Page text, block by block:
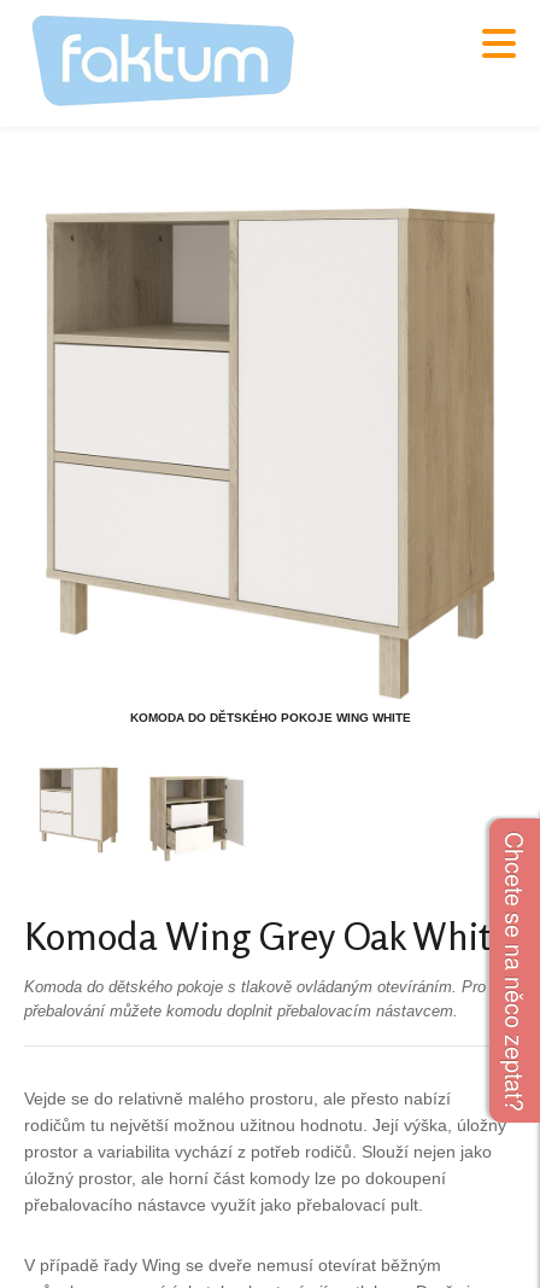
KOMODA DO DĚTSKÉHO POKOJE WING WHITE
Komoda Wing Grey Oak White
Komoda do dětského pokoje s tlakově ovládaným otevíráním. Pro
přebalování můžete komodu doplnit přebalovacím nástavcem.
Vejde se do relativně malého prostoru, ale přesto nabízí
rodičům tu největší možnou užitnou hodnotu. Její výška, úložný
prostor a variabilita vychází z potřeb rodičů. Slouží nejen jako
úložný prostor, ale horní část komody lze po dokoupení
přebalovacího nástavce využít jako přebalovací pult.
V případě řady Wing se dveře nemusí otevírat běžným
Chcete se na něco zeptat?